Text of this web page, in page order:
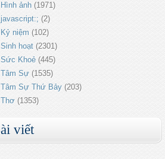
Hình ảnh (1971)
javascript:; (2)
Kỷ niệm (102)
Sinh hoạt (2301)
Sức Khoẻ (445)
Tâm Sự (1535)
Tâm Sự Thứ Bảy (203)
Thơ (1353)
viết